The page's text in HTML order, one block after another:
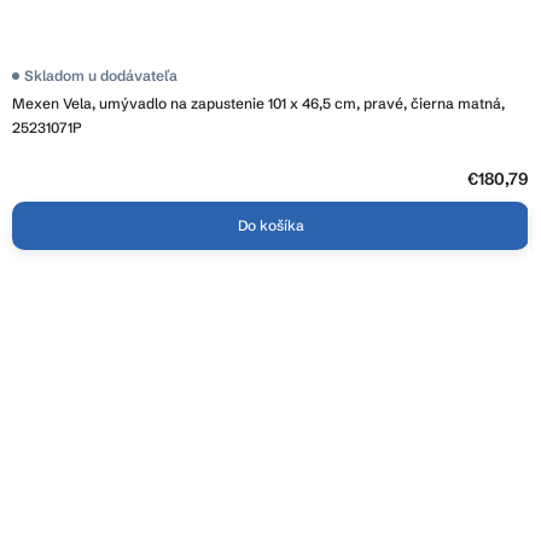
Mexen Vela, umývadlo na zapustenie 101 x 46,5 cm, pravé, čierna matná,
25231071P
Skladom u dodávateľa
€180,79
Do košíka